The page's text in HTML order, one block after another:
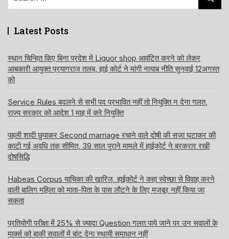
Latest Posts
स्थान चिन्हित किए बिना प्रदेश में Liquor shop आवंटित करने को लेकर
आबकारी आयुक्त प्रयागराज तलब, हाई कोर्ट ने मांगी नायाब नीति सुनवाई 12अगस्त
को
Service Rules बदलने से सभी पद प्रभावित नहीं तो नियुक्ति न देना गलत,
राज्य सरकार को आदेश 1 माह में करे नियुक्ति
पहली शादी छुपाकर Second marriage रचाने वाले दोषी की सजा घटाकर की
काटी गई अवधि तक सीमित, 39 साल पुराने मामले में हाईकोर्ट ने बरकरार रखी
दोषसिद्धि
Habeas Corpus याचिका की खारिज, हाईकोर्ट ने कहा स्वेच्छा से विवाह करने
वाली बालिग महिला को माता-पिता के पास लौटने के लिए मजबूर नहीं किया जा
सकता
प्रतियोगी परीक्षा में 25% से ज्यादा Question गलत पाये जाने पर उन सवालों के
मार्क्स को बाकी सवालों में बांट देना स्थायी समाधान नहीं